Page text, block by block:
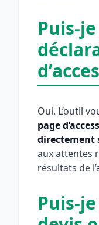
Puis-
Oui. L’outil
page
directement
aux attentes
résultats de
Puis-